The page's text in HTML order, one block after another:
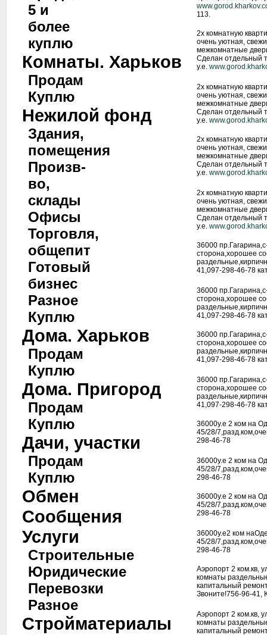
5 и
более
куплю
Комнаты. Харьков
Продам
Куплю
Нежилой фонд
Здания,
помещения
Произв-
во,
склады
Офисы
Торговля,
общепит
Готовый
бизнес
Разное
Куплю
Дома. Харьков
Продам
Куплю
Дома. Пригород
Продам
Куплю
Дачи, участки
Продам
Куплю
Обмен
Сообщения
Услуги
Строительные
Юридические
Перевозки
Разное
Стройматериалы
113.
2х комнатную
очень уютная,
межкомнатные
Сделан отдельный
у.е.
2х комнатную
очень уютная,
межкомнатные
Сделан отдельный
у.е.
2х комнатную
очень уютная,
межкомнатные
Сделан отдельный
у.е.
2х комнатную
очень уютная,
межкомнатные
Сделан отдельный
у.е.
36000
сторона,хорошее
41,097-298-46-78
36000
сторона,хорошее
41,097-298-46-78
36000
сторона,хорошее
41,097-298-46-78
36000
сторона,хорошее
41,097-298-46-78
36000у.е 2 ком на
45/28/
298-46-78
36000у.е 2 ком на
45/28/
298-46-78
36000у.е 2 ком на
45/28/
298-46-78
36000у.е2 ком
45/28/
298-46-78
Аэропорт 2 ком.кв,
комнаты
капитальный
Звоните!756-96-41,
Аэропорт 2 ком.кв,
комнаты
капитальный